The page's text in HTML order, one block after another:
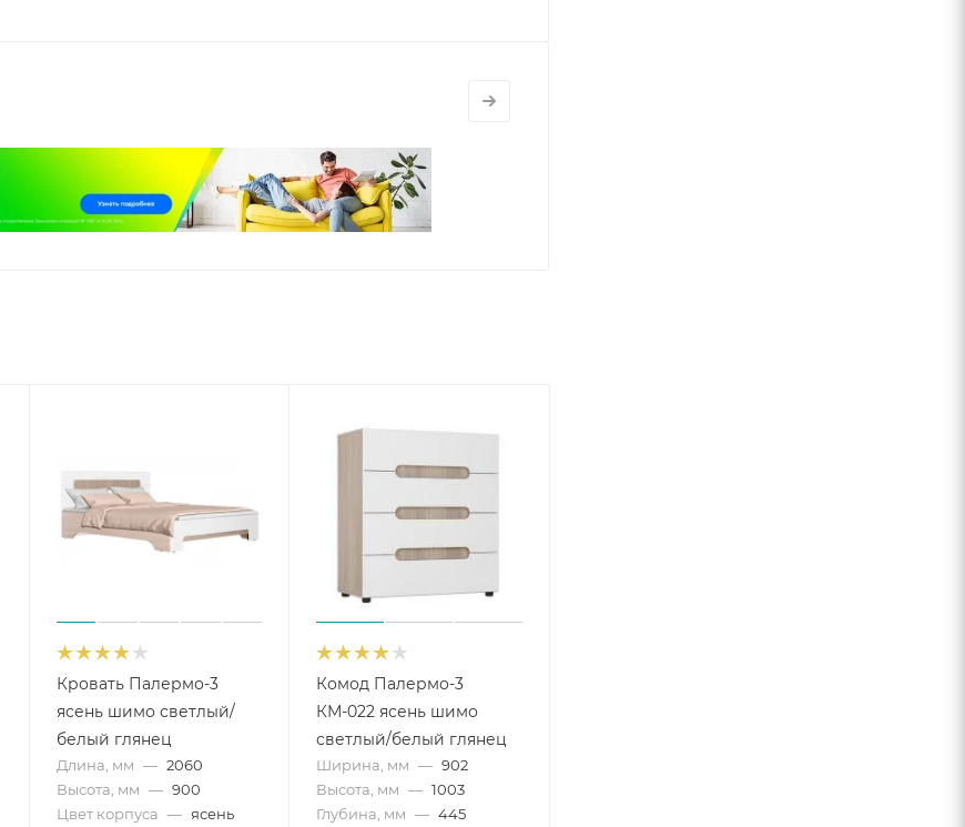
Кровать Палермо-3
ясень шимо светлый/
белый глянец
Длина, мм — 2060
Высота, мм — 900
Цвет корпуса — ясень
Комод Палермо-3
КМ-022 ясень шимо
светлый/белый глянец
Ширина, мм — 902
Высота, мм — 1003
Глубина, мм — 445